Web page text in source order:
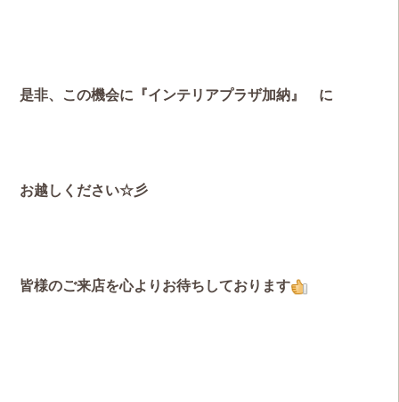
是非、この機会に『インテリアプラザ加納』 に
お越しください☆彡
皆様のご来店を心よりお待ちしております